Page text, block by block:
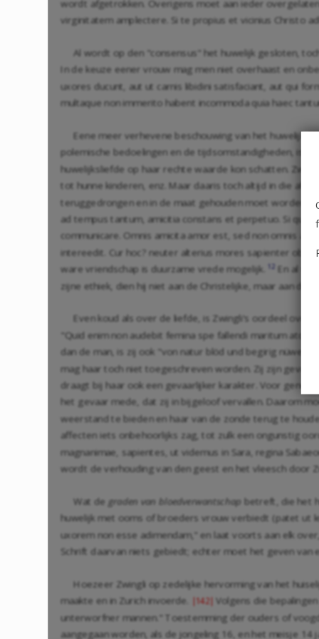
wordt afgetrokken. Overigens moet aan ieder
virginitatem amplectere. Si te propius et vicinius Christo
Al wordt op den "consensus" het huwelijk gesloten,
In de keuze eener vrouw mag men niet overhaast en
uxores ducunt, aut ut carnis libidini satisfaciant, aut qui
multaque non immerito habent incommoda quia haec
Eene meer verhevene beschouwing van het huwelijk
polemische bedoelingen en de tijdsomstandigheden, is
huwelijksliefde op haar rechte waarde kon schatten.
tot hunne kinderen, enz. Maar daaris toch altijd in die
teruggedrongen en in de maat gehouden moet worden.
ad tempus tantum, amicitia constans et perpetuo. Si
communicare. Omnis amicita amor est, sed non omnis
intereedit. Cur hoc? neuter alterius mores sapienter
ware vriendschap is duurzame vrede mogelijk.
12 En al
zijne ethiek, dien hij niet aan de Christelijke, maar aan de
Even koud als over de liefde, is Zwingli's oordeel over
"Quid enim non audebit femina spe fallendi maritum
dan de man, is zij ook "von natur blöd und begirig nüwer
mag haar toch niet toegeschreven worden. Zij zijn
draagt bij haar ook een gevaarlijker karakter. Voor genot
het gevaar mede, dat zij in bijgeloof vervallen. Daarom
weerstand te bieden en haar van de zonde terug te
affecten iets onbehoorlijks zag, tot zulk een ongunstig
magnanimae, sapientes, ut videmus in Sara, regina
wordt de verhouding van den geest en het vleesch door
Wat de graden van bloedverwantschap betreft, die het
huwelijk met ooms of broeders vrouw verbiedt (patet ut
uxorem non esse adimendam," en laat voorts aan elk
Schrift daarvan niets gebiedt; echter moet het geven van
Hoezeer Zwingli op zedelijke hervorming van het
maakte en in Zurich invoerde.
|142| Volgens die
unterworfner mannen." Toestemming der ouders of
aangegaan worden, als de jongeling 16, en het meisje